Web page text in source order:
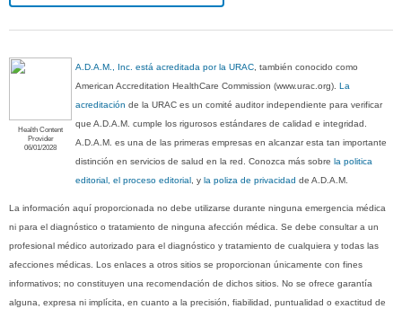
Health Content
Provider
06/01/2028
A.D.A.M., Inc. está acreditada por la URAC, también conocido como
American Accreditation HealthCare Commission (www.urac.org). La
acreditación de la URAC es un comité auditor independiente para verificar
que A.D.A.M. cumple los rigurosos estándares de calidad e integridad.
A.D.A.M. es una de las primeras empresas en alcanzar esta tan importante
distinción en servicios de salud en la red. Conozca más sobre la politica
editorial, el proceso editorial , y la poliza de privacidad de A.D.A.M.
La información aquí proporcionada no debe utilizarse durante ninguna emergencia médica
ni para el diagnóstico o tratamiento de ninguna afección médica. Se debe consultar a un
profesional médico autorizado para el diagnóstico y tratamiento de cualquiera y todas las
afecciones médicas. Los enlaces a otros sitios se proporcionan únicamente con fines
informativos; no constituyen una recomendación de dichos sitios. No se ofrece garantía
alguna, expresa ni implícita, en cuanto a la precisión, fiabilidad, puntualidad o exactitud de